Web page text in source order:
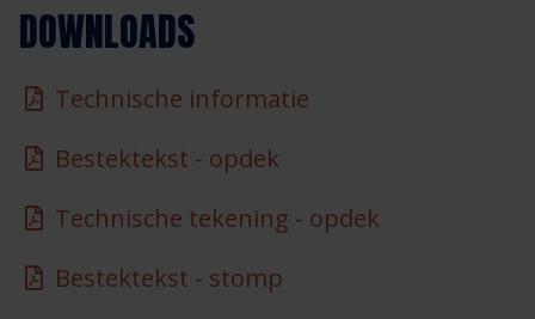
DOWNLOADS
Technische informatie
Bestektekst - opdek
Technische tekening - opdek
Bestektekst - stomp